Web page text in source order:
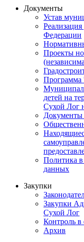
Документы
Устав
Федерации
Проекты
Программа
детей на
Сухой Лог
Документы
Политика
данных
Закупки
Закупки
Сухой Лог
Контроль в
Архив